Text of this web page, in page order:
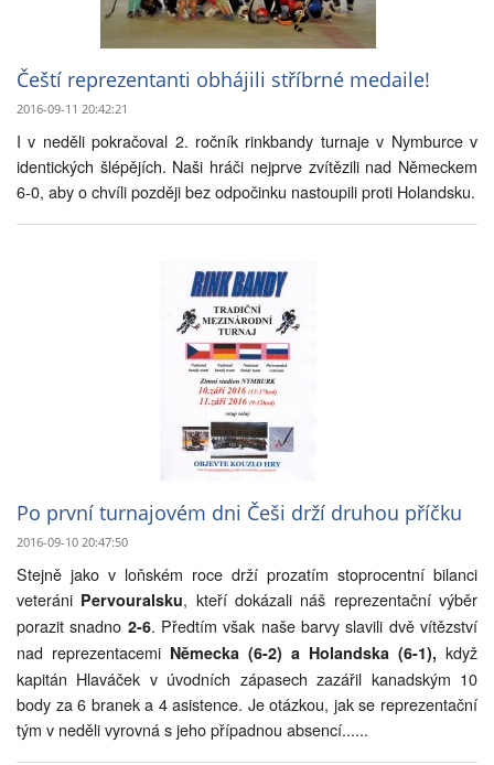
Čeští reprezentanti obhájili stříbrné medaile!
2016-09-11 20:42:21
I v neděli pokračoval 2. ročník rinkbandy turnaje v Nymburce v
identických šlépějích. Naši hráči nejprve zvítězili nad Německem
6-0, aby o chvíli později bez odpočinku nastoupili proti Holandsku.
Po první turnajovém dni Češi drží druhou příčku
2016-09-10 20:47:50
Stejně jako v loňském roce drží prozatím stoprocentní bilanci
veteráni Pervouralsku, kteří dokázali náš reprezentační výběr
porazit snadno 2-6. Předtím však naše barvy slavili dvě vítězství
nad reprezentacemi Německa (6-2) a Holandska (6-1), když
kapitán Hlaváček v úvodních zápasech zazářil kanadským 10
body za 6 branek a 4 asistence. Je otázkou, jak se reprezentační
tým v neděli vyrovná s jeho případnou absencí......